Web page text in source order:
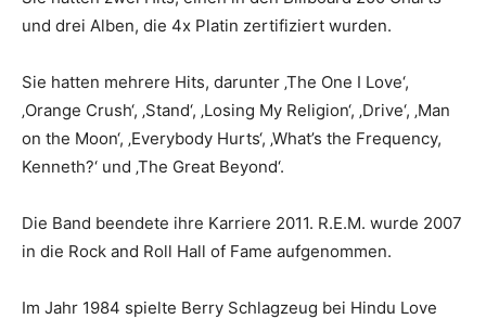
und drei Alben, die 4x Platin zertifiziert wurden.
Sie hatten mehrere Hits, darunter ‚The One I Love‘,
‚Orange Crush‘, ‚Stand‘, ‚Losing My Religion‘, ‚Drive‘, ‚Man
on the Moon‘, ‚Everybody Hurts‘, ‚What’s the Frequency,
Kenneth?‘ und ‚The Great Beyond‘.
Die Band beendete ihre Karriere 2011. R.E.M. wurde 2007
in die Rock and Roll Hall of Fame aufgenommen.
Im Jahr 1984 spielte Berry Schlagzeug bei Hindu Love